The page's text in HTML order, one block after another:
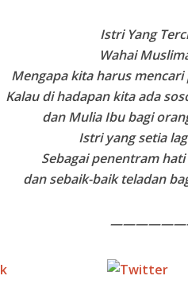
Istri Yang
Wahai
Mengapa kita harus
Kalau di hadapan kita ada
dan Mulia Ibu bagi
Istri yang setia
Sebagai penentram
dan sebaik-baik teladan